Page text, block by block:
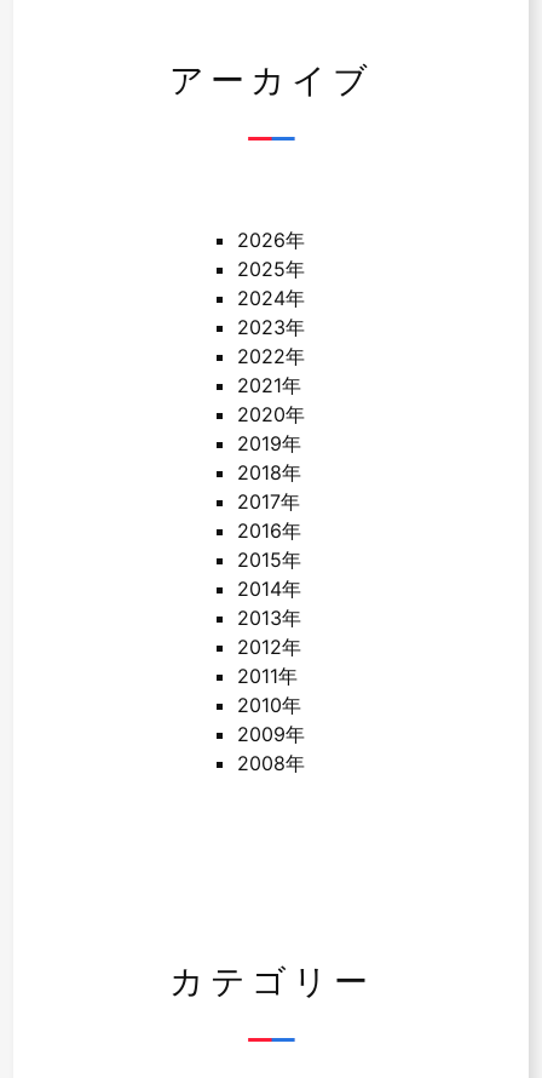
アーカイブ
2026年
2025年
2024年
2023年
2022年
2021年
2020年
2019年
2018年
2017年
2016年
2015年
2014年
2013年
2012年
2011年
2010年
2009年
2008年
カテゴリー